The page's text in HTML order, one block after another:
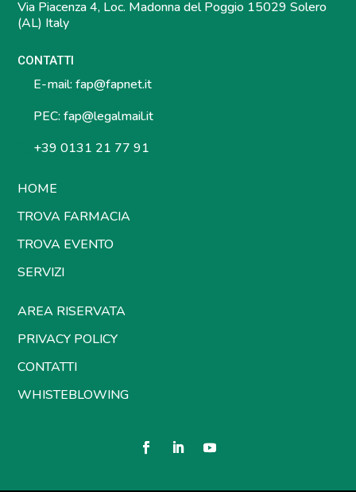
Via Piacenza 4, Loc. Madonna del Poggio 15029 Solero
(AL) Italy
CONTATTI
E-mail: fap@fapnet.it
PEC: fap@legalmail.it
+39 0131 21 77 91
HOME
TROVA FARMACIA
TROVA EVENTO
SERVIZI
AREA RISERVATA
PRIVACY POLICY
CONTATTI
WHISTEBLOWING